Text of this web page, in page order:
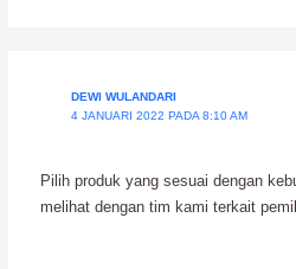
DEWI WULANDARI
4 JANUARI 2022 PADA 8:10 AM
Pilih produk yang sesuai dengan
melihat dengan tim kami terkait